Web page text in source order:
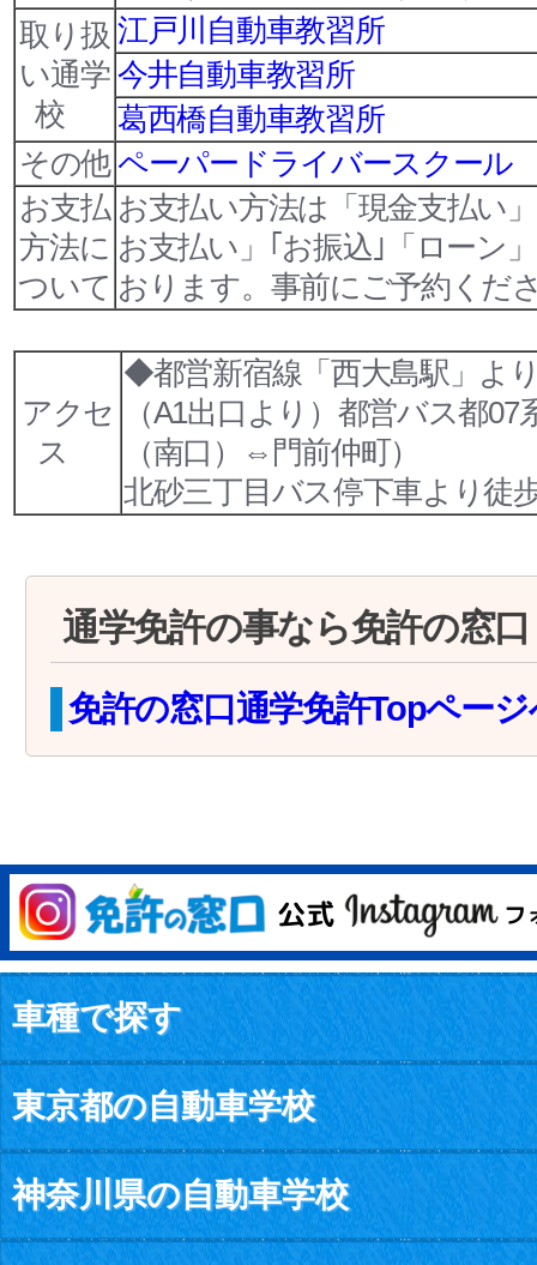
取り扱
い通学
校
江戸川自動車教習所
今井自動車教習所
葛西橋自動車教習所
その他ペーパードライバースクール
お支払
方法に
ついて
お支払い方法は「現金支払い」
お支払い」｢お振込｣ 「ローン
おります。事前にご予約くだ
アクセ
ス
◆都営新宿線「西大島駅」よ
（A1出口より）都営バス都07
（南口）⇔門前仲町）
北砂三丁目バス停下車より徒
通学免許の事なら免許の窓口
免許の窓口通学免許Topページ
車種で探す
東京都の自動車学校
神奈川県の自動車学校